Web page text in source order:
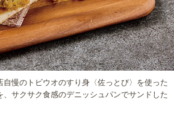
自慢のトビウオのすり身〈佐っとび〉を使った
、サクサク食感のデニッシュパンでサンドした